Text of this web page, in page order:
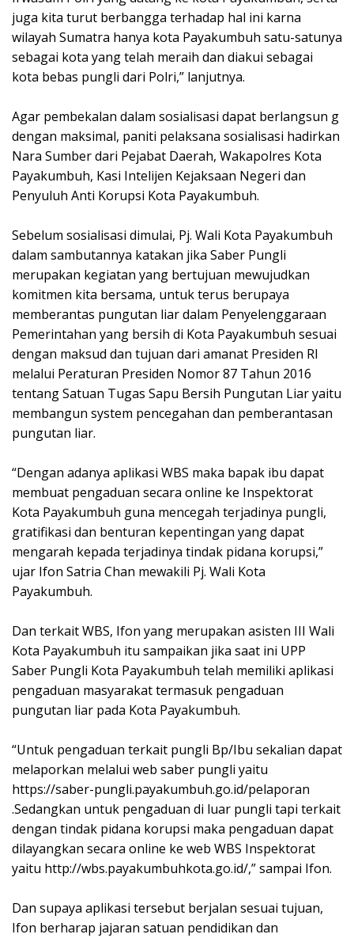
juga kita turut berbangga terhadap hal ini karna
wilayah Sumatra hanya kota Payakumbuh satu-satunya
sebagai kota yang telah meraih dan diakui sebagai
kota bebas pungli dari Polri,” lanjutnya.
Agar pembekalan dalam sosialisasi dapat berlangsun g
dengan maksimal, paniti pelaksana sosialisasi hadirkan
Nara Sumber dari Pejabat Daerah, Wakapolres Kota
Payakumbuh, Kasi Intelijen Kejaksaan Negeri dan
Penyuluh Anti Korupsi Kota Payakumbuh.
Sebelum sosialisasi dimulai, Pj. Wali Kota Payakumbuh
dalam sambutannya katakan jika Saber Pungli
merupakan kegiatan yang bertujuan mewujudkan
komitmen kita bersama, untuk terus berupaya
memberantas pungutan liar dalam Penyelenggaraan
Pemerintahan yang bersih di Kota Payakumbuh sesuai
dengan maksud dan tujuan dari amanat Presiden RI
melalui Peraturan Presiden Nomor 87 Tahun 2016
tentang Satuan Tugas Sapu Bersih Pungutan Liar yaitu
membangun system pencegahan dan pemberantasan
pungutan liar.
“Dengan adanya aplikasi WBS maka bapak ibu dapat
membuat pengaduan secara online ke Inspektorat
Kota Payakumbuh guna mencegah terjadinya pungli,
gratifikasi dan benturan kepentingan yang dapat
mengarah kepada terjadinya tindak pidana korupsi,”
ujar Ifon Satria Chan mewakili Pj. Wali Kota
Payakumbuh.
Dan terkait WBS, Ifon yang merupakan asisten III Wali
Kota Payakumbuh itu sampaikan jika saat ini UPP
Saber Pungli Kota Payakumbuh telah memiliki aplikasi
pengaduan masyarakat termasuk pengaduan
pungutan liar pada Kota Payakumbuh.
“Untuk pengaduan terkait pungli Bp/Ibu sekalian dapat
melaporkan melalui web saber pungli yaitu
https://saber-pungli.payakumbuh.go.id/pelaporan
.Sedangkan untuk pengaduan di luar pungli tapi terkait
dengan tindak pidana korupsi maka pengaduan dapat
dilayangkan secara online ke web WBS Inspektorat
yaitu http://wbs.payakumbuhkota.go.id/,” sampai Ifon.
Dan supaya aplikasi tersebut berjalan sesuai tujuan,
Ifon berharap jajaran satuan pendidikan dan